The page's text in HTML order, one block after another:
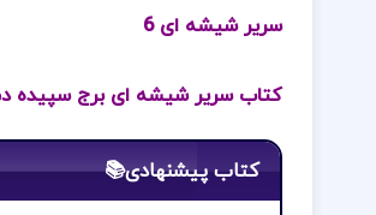
سریر شیشه ای 6
کتاب سریر شیشه ای برج سپیده
کتاب پیشنهادی📚